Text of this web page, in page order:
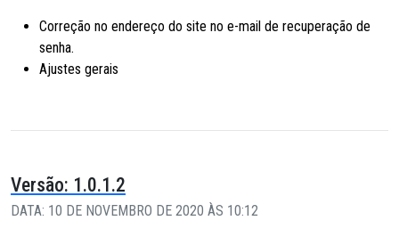
Correção no endereço do site no e-mail de recuperação de
senha.
Ajustes gerais
Versão: 1.0.1.2
DATA: 10 DE NOVEMBRO DE 2020 ÀS 10:12